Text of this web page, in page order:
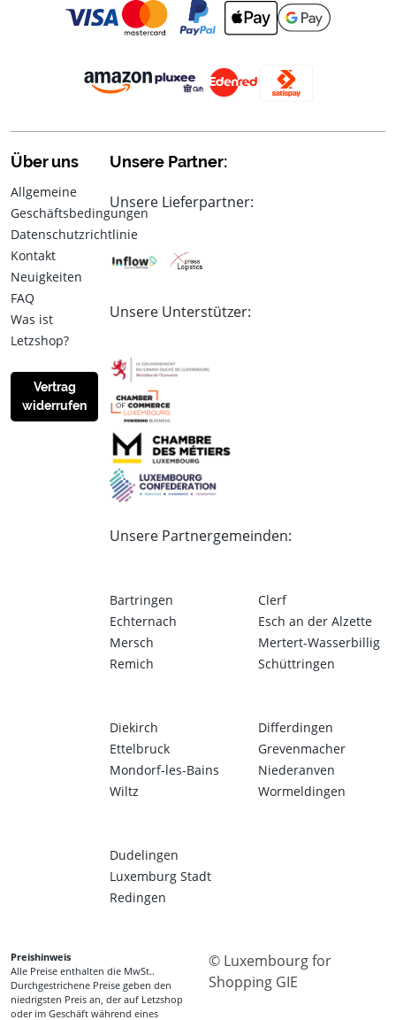
Über uns
Allgemeine
Geschäftsbedingungen
Datenschutzrichtlinie
Kontakt
Neuigkeiten
FAQ
Was ist
Letzshop?
Vertrag
widerrufen
Unsere Partner:
Unsere Lieferpartner:
Unsere Unterstützer:
Unsere Partnergemeinden:
Bartringen
Echternach
Mersch
Remich
Clerf
Esch an der Alzette
Mertert-Wasserbillig
Schüttringen
Diekirch
Ettelbruck
Mondorf-les-Bains
Wiltz
Differdingen
Grevenmacher
Niederanven
Wormeldingen
Dudelingen
Luxemburg Stadt
Redingen
Preishinweis
Alle Preise enthalten die MwSt..
Durchgestrichene Preise geben den
niedrigsten Preis an, der auf Letzshop
oder im Geschäft während eines
© Luxembourg for
Shopping GIE